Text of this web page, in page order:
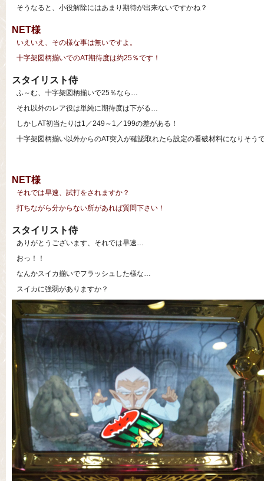
そうなると、小役解除にはあまり期待が出来ないですかね？
NET様
いえいえ、その様な事は無いですよ。
十字架図柄揃いでのAT期待度は約25％です！
スタイリスト侍
ふ～む、十字架図柄揃いで25％なら…
それ以外のレア役は単純に期待度は下がる…
しかしAT初当たりは1／249～1／199の差がある！
十字架図柄揃い以外からのAT突入が確認取れたら設定の看破材料になりそう
NET様
それでは早速、試打をされますか？
打ちながら分からない所があれば質問下さい！
スタイリスト侍
ありがとうございます、それでは早速…
おっ！！
なんかスイカ揃いでフラッシュした様な…
スイカに強弱がありますか？